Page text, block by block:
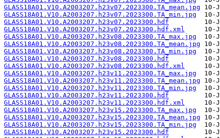
GLASS18A01.V10.A2003207.h23v07.2023300.TA_mean.jpg
GLASS18A01.V10.A2003207.h23v07.2023300.TA_min.jpg
GLASS18A01.V10.A2003207.h23v07.2023300.hdf
GLASS18A01.V10.A2003207.h23v07.2023300.hdf.xml
GLASS18A01.V10.A2003207.h23v08.2023300.TA_max.jpg
GLASS18A01.V10.A2003207.h23v08.2023300.TA_mean.jpg
GLASS18A01.V10.A2003207.h23v08.2023300.TA_min.jpg
GLASS18A01.V10.A2003207.h23v08.2023300.hdf
GLASS18A01.V10.A2003207.h23v08.2023300.hdf.xml
GLASS18A01.V10.A2003207.h23v11.2023300.TA_max.jpg
GLASS18A01.V10.A2003207.h23v11.2023300.TA_mean.jpg
GLASS18A01.V10.A2003207.h23v11.2023300.TA_min.jpg
GLASS18A01.V10.A2003207.h23v11.2023300.hdf
GLASS18A01.V10.A2003207.h23v11.2023300.hdf.xml
GLASS18A01.V10.A2003207.h23v15.2023300.TA_max.jpg
GLASS18A01.V10.A2003207.h23v15.2023300.TA_mean.jpg
GLASS18A01.V10.A2003207.h23v15.2023300.TA_min.jpg
GLASS18A01.V10.A2003207.h23v15.2023300.hdf